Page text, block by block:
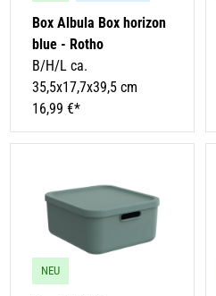
Box Albula Box horizon
blue - Rotho
B/H/L ca.
35,5x17,7x39,5 cm
16,99 €*
NEU